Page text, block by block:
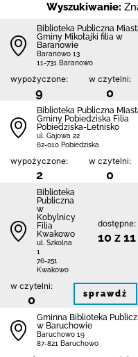
Wyszukiwanie:
Biblioteka Publiczna
Gminy Mikołajki filia w
Baranowie
Baranowo 13
11-731 Baranowo
wypożyczone:
9
w czytelni:
0
Biblioteka Publiczna
Gminy Pobiedziska Filia
Pobiedziska-Letnisko
ul. Gajowa 22
62-010 Pobiedziska
wypożyczone:
2
w czytelni:
0
Biblioteka
Publiczna
w
Kobylnicy
Filia
Kwakowo
ul. Szkolna
1
76-251
Kwakowo
dostępne:
10 z 11
w czytelni:
0 sprawdź
Gminna Biblioteka
w Baruchowie
Baruchowo 19
87-821 Baruchowo